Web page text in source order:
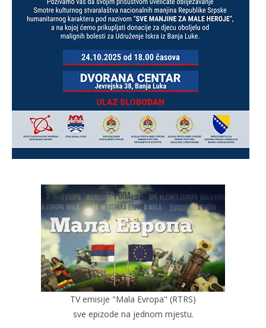
TV emisije "Mala Evropa" (RTRS)
sve epizode na jednom mjestu.